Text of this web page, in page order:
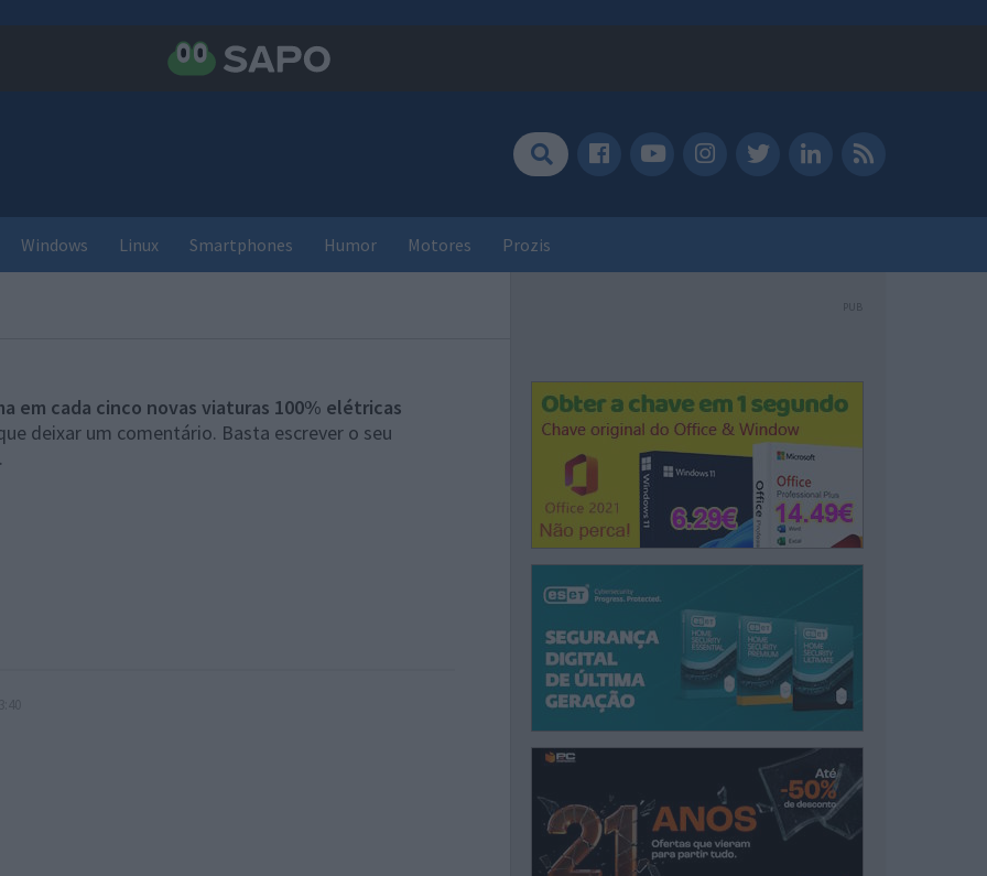
Windows Linux Smartphones Humor Motores Prozis
em cada cinco novas viaturas 100% elétricas
deixar um comentário. Basta escrever o seu
PUB